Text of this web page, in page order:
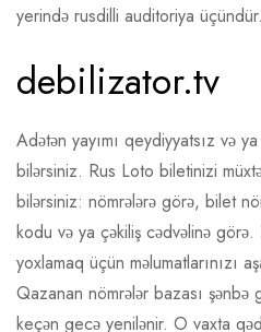
yerində rusdilli auditoriya üçündür.
debilizator.tv
Adətən yayımı qeydiyyatsız və
bilərsiniz. Rus Loto biletinizi
bilərsiniz: nömrələrə görə, bilet
kodu və ya çəkiliş cədvəlinə
yoxlamaq üçün məlumatlarınızı
Qazanan nömrələr bazası şənbə
keçən gecə yenilənir. O vaxta